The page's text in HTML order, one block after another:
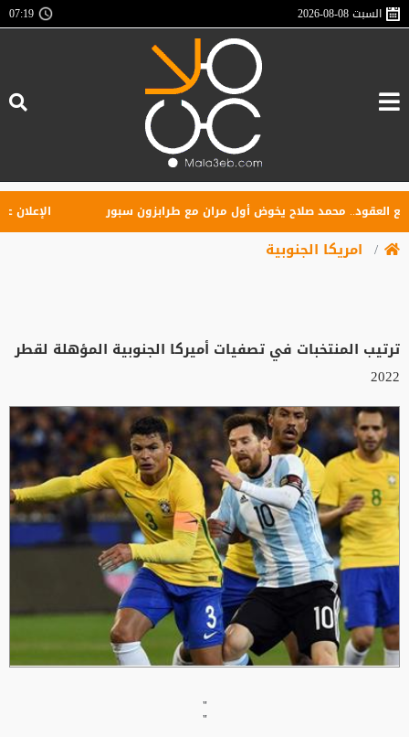
السبت2026-08-08
07:19
محمد صلاح يخوض أول مران مع طرابزون سبور الإعلان عن
امريكا الجنوبية
ترتيب المنتخبات في تصفيات أميركا الجنوبية المؤهلة لقطر
2022
"
"